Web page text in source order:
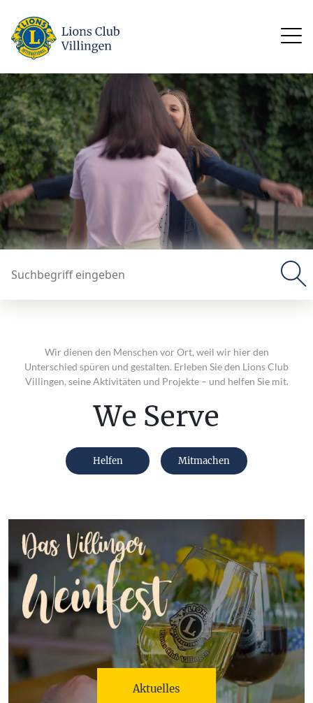
Wir dienen den Menschen vor Ort, weil wir hier den
Unterschied spüren und gestalten. Erleben Sie den Lions Club
Villingen, seine Aktivitäten und Projekte – und helfen Sie mit.
We Serve
Helfen Mitmachen
Aktuelles